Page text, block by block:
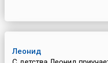
Леонид